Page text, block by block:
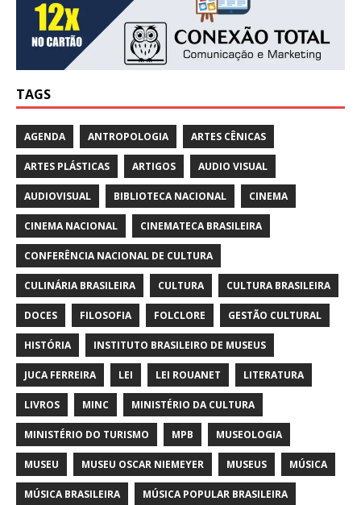
TAGS
AGENDA ANTROPOLOGIA ARTES CÊNICAS
ARTES PLÁSTICAS ARTIGOS AUDIO VISUAL
AUDIOVISUAL BIBLIOTECA NACIONAL CINEMA
CINEMA NACIONAL CINEMATECA BRASILEIRA
CONFERÊNCIA NACIONAL DE CULTURA
CULINÁRIA BRASILEIRA CULTURA CULTURA BRASILEIRA
DOCES FILOSOFIA FOLCLORE GESTÃO CULTURAL
HISTÓRIA INSTITUTO BRASILEIRO DE MUSEUS
JUCA FERREIRA LEI LEI ROUANET LITERATURA
LIVROS MINC MINISTÉRIO DA CULTURA
MINISTÉRIO DO TURISMO MPB MUSEOLOGIA
MUSEU MUSEU OSCAR NIEMEYER MUSEUS MÚSICA
MÚSICA BRASILEIRA MÚSICA POPULAR BRASILEIRA